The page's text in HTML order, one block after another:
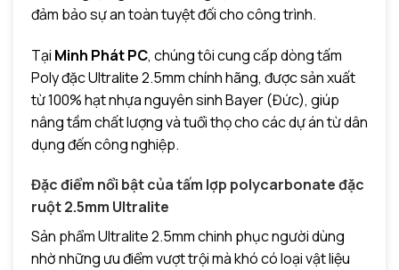
đảm bảo sự an toàn tuyệt đối cho công trình.
Tại Minh Phát PC, chúng tôi cung cấp dòng tấm
Poly đặc Ultralite 2.5mm chính hãng, được sản xuất
từ 100% hạt nhựa nguyên sinh Bayer (Đức), giúp
nâng tầm chất lượng và tuổi thọ cho các dự án từ dân
dụng đến công nghiệp.
Đặc điểm nổi bật của tấm lợp polycarbonate đặc
ruột 2.5mm Ultralite
Sản phẩm Ultralite 2.5mm chinh phục người dùng
nhờ những ưu điểm vượt trội mà khó có loại vật liệu